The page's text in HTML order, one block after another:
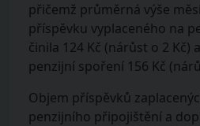
přičemž průměrná výše
příspěvku vyplaceného na
činila 124 Kč (nárůst o 2 Kč)
penzijní spoření 156 Kč
Objem příspěvků
penzijního připojištění a